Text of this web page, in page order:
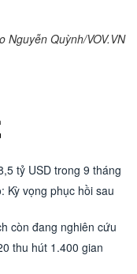
Nguyễn Quỳnh/VOV.VN
tỷ USD trong 9 tháng
Kỳ vọng phục hồi sau
còn đang nghiên cứu
thu hút 1.400 gian